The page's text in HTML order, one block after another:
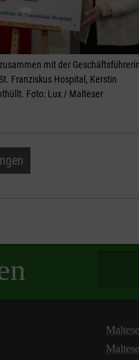
mit der Geschäftsführerin
Franziskus Hospital, Kerstin
Foto: Lux / Malteser